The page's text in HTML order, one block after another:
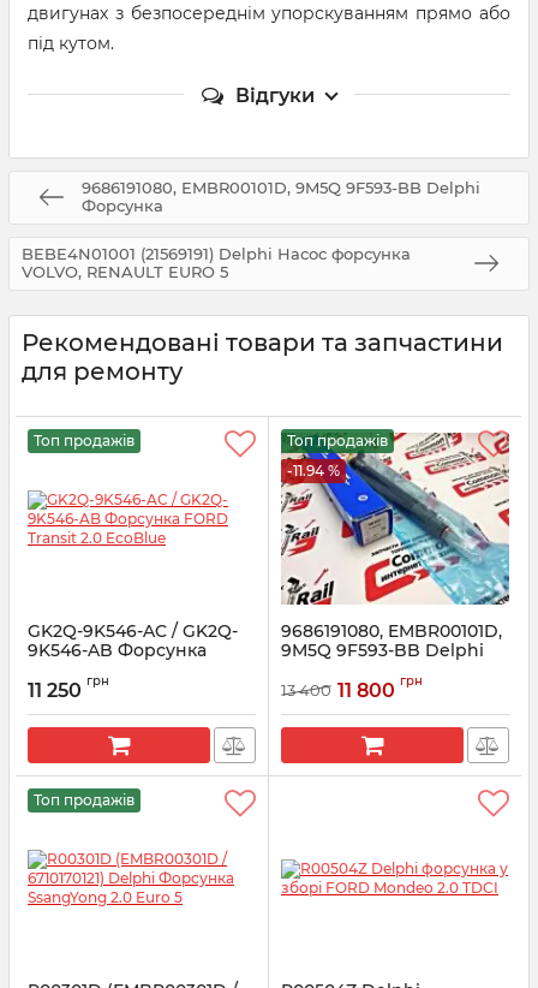
двигунах з безпосереднім упорскуванням прямо або
під кутом.
Відгуки
9686191080, EMBR00101D, 9M5Q 9F593-BB Delphi
Форсунка
BEBE4N01001 (21569191) Delphi Насос форсунка
VOLVO, RENAULT EURO 5
Рекомендовані товари та запчастини
для ремонту
Топ продажів
GK2Q-9K546-AC / GK2Q-
9K546-AB Форсунка
Артикул: 2143478
11 250 грн
Топ продажів
-11.94 %
9686191080, EMBR00101D,
9M5Q 9F593-BB Delphi
Артикул: R00101DP
13 400 11 800 грн
Топ продажів